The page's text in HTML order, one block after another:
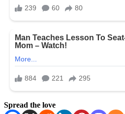
Spread the love